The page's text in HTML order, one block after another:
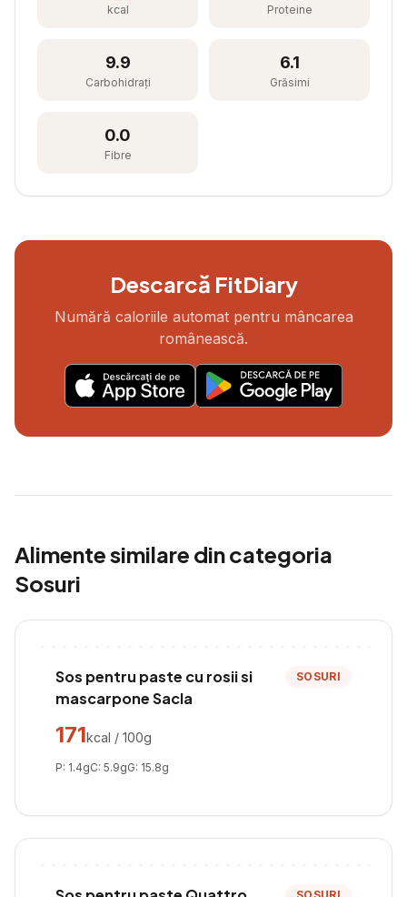
kcal Proteine
9.9
Carbohidrați
6.1
Grăsimi
0.0
Fibre
Descarcă FitDiary
Numără caloriile automat pentru mâncarea
românească.
Alimente similare din categoria
Sosuri
Sos pentru paste cu rosii si
mascarpone Sacla
SOSURI
171kcal / 100g
P: 1.4gC: 5.9gG: 15.8g